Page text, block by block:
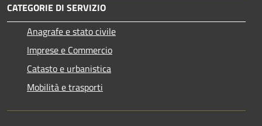
CATEGORIE DI SERVIZIO
Anagrafe e stato civile
Imprese e Commercio
Catasto e urbanistica
Mobilità e trasporti